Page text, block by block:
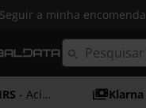
Seguir a minha encomenda
- Acima dos 50€ Klarna